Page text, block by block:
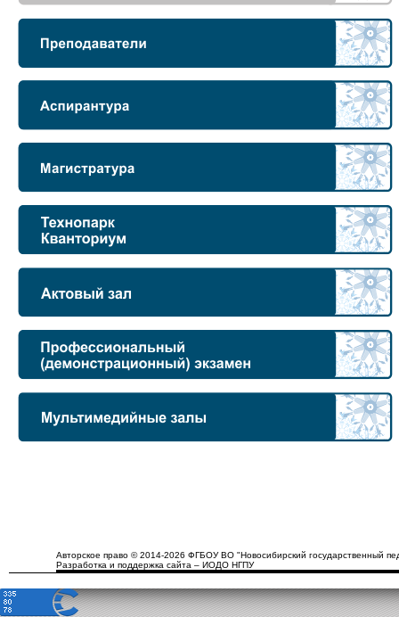
Авторское право © 2014-2026 ФГБОУ ВО "Новосибирский государственный
Разработка и поддержка сайта – ИОДО НГПУ